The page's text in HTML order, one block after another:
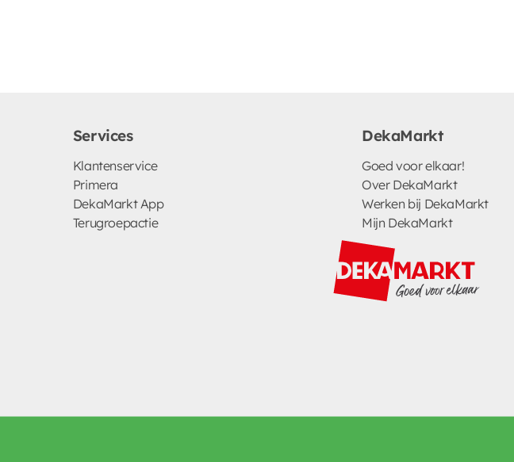
Services
Klantenservice
Primera
DekaMarkt App
Terugroepactie
DekaMarkt
Goed voor elkaar!
Over DekaMarkt
Werken bij DekaMarkt
Mijn DekaMarkt